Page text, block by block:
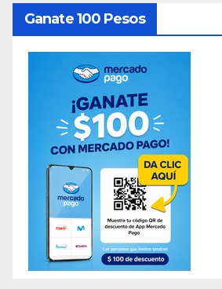
Ganate 100 Pesos